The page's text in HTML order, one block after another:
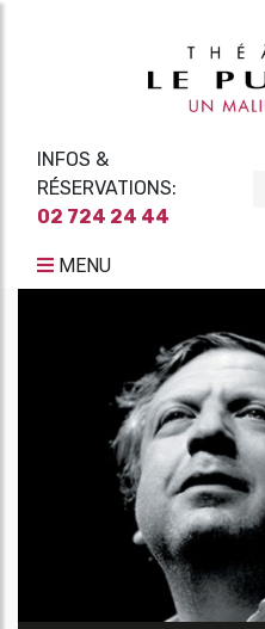
INFOS &
RÉSERVATIONS:
02 724 24 44
MENU